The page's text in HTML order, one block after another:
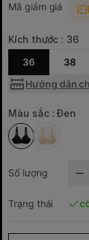
Mã giảm giá
Kích thước : 36
36
38
Hướng dẫn
Màu sắc :Đen
Số lượng
Trạng thái